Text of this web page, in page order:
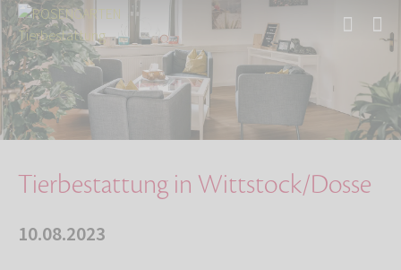
Start Über uns Aktuelles Tierbestattung in Wittstock/Dosse
Tierbestattung in Wittstock/Dosse
10.08.2023